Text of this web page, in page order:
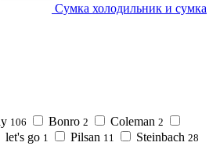
Сумка холодильник и сумка
106 Bonro 2 Coleman 2
let's go 1 Pilsan 11 Steinbach 28